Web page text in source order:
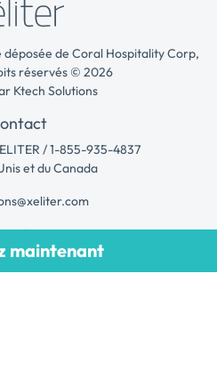
maintenant
de Coral Hospitality Corp,
réservés © 2026
Ktech Solutions
/ 1-855-935-4837
et du Canada
séjour
d'expédition